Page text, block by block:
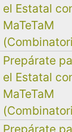
el Estatal
MaTeTaM
Prepárate
el Estatal
MaTeTaM
Prepárate